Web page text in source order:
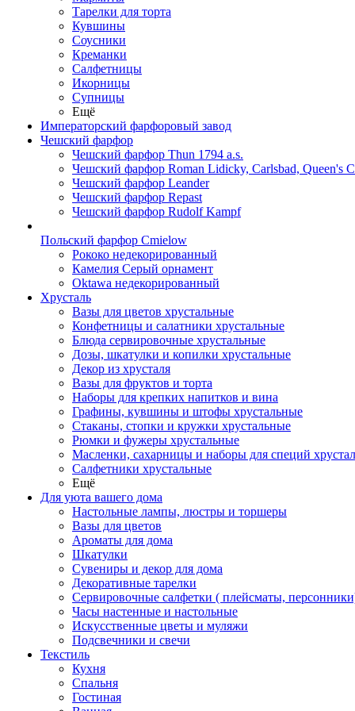
Тарелки для торта
Кувшины
Соусники
Креманки
Салфетницы
Икорницы
Супницы
Ещё
Императорский фарфоровый завод
Чешский фарфор
Чешский фарфор Thun 1794 a.s.
Чешский фарфор Roman Lidicky, Carlsbad, Queen's
Чешский фарфор Leander
Чешский фарфор Repast
Чешский фарфор Rudolf Kampf
Польский фарфор Сmielow
Рококо недекорированный
Камелия Серый орнамент
Oktawa недекорированный
Хрусталь
Вазы для цветов хрустальные
Конфетницы и салатники хрустальные
Блюда сервировочные хрустальные
Дозы, шкатулки и копилки хрустальные
Декор из хрусталя
Вазы для фруктов и торта
Наборы для крепких напитков и вина
Графины, кувшины и штофы хрустальные
Стаканы, стопки и кружки хрустальные
Рюмки и фужеры хрустальные
Масленки, сахарницы и наборы для специй
Салфетники хрустальные
Ещё
Для уюта вашего дома
Настольные лампы, люстры и торшеры
Вазы для цветов
Ароматы для дома
Шкатулки
Сувениры и декор для дома
Декоративные тарелки
Сервировочные салфетки ( плейсматы,
Часы настенные и настольные
Искусственные цветы и муляжи
Подсвечники и свечи
Текстиль
Кухня
Спальня
Гостиная